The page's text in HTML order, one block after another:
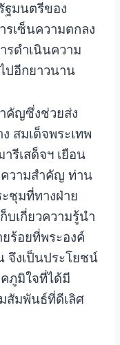
ฐมนตรีของ
รเซ็นความตกลง
รดำเนินความ
ปอีกยาวนาน
ำคัญซึ่งช่วยส่ง
สมเด็จพระเทพ
รีเสด็จฯ เยือน
ความสำคัญ ท่าน
ชุมที่ทางฝ่าย
บเกี่ยวความรู้นำ
ร้อยที่พระองค์
จึงเป็นประโยชน์
ภูมิใจที่ได้มี
สัมพันธ์ที่ดีเลิศ